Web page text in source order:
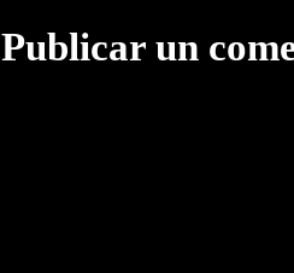
Publicar un